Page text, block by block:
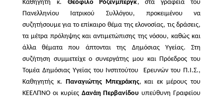
Καθηγητή κ. Θεόφιλο Ρόζενμπεργκ, στα γραφεία του
Πανελληνίου Ιατρικού Συλλόγου, προκειμένου να
συζητήσουμε για το επίκαιρο θέμα της ελονοσίας, τις δράσεις,
τα μέτρα πρόληψης και αντιμετώπισης της νόσου, καθώς και
άλλα θέματα που άπτονται της Δημόσιας Υγείας. Στη
συζήτηση συμμετείχε ο συνεργάτης μου και Πρόεδρος του
Τομέα Δημόσιας Υγείας του Ινστιτούτου
Ερευνών του Π.Ι.Σ.,
Καθηγητής κ. Παναγιώτης Μπεχράκης, και εκ μέρους του
ΚΕΕΛΠΝΟ οι κυρίες Δανάη Περβανίδου υπεύθυνη Γραφείου